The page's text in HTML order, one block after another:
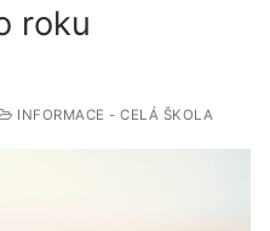
roku
INFORMACE - CELÁ ŠKOLA